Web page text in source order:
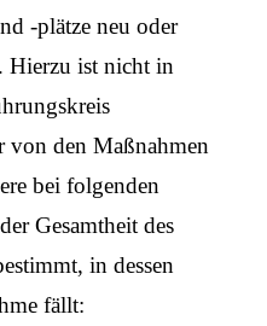
-plätze neu oder
Hierzu ist nicht in
von den Maßnahmen
bei folgenden
Gesamtheit des
in dessen
fällt: